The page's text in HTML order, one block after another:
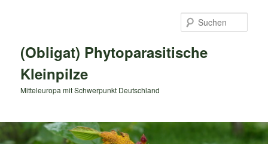
(Obligat) Phytoparasitische
Kleinpilze
Mitteleuropa mit Schwerpunkt Deutschland